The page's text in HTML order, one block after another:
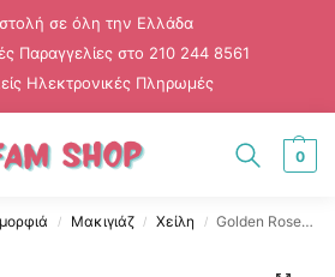
σε όλη την Ελλάδα
Παραγγελίες στο 210 244 8561
Ηλεκτρονικές Πληρωμές
0
/ Μακιγιάζ / Χείλη / Golden Rose Longstay Υγρό Ματ Κραγιόν Kissproof No.03